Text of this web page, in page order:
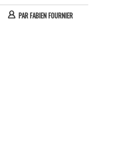
PARFABIEN FOURNIER